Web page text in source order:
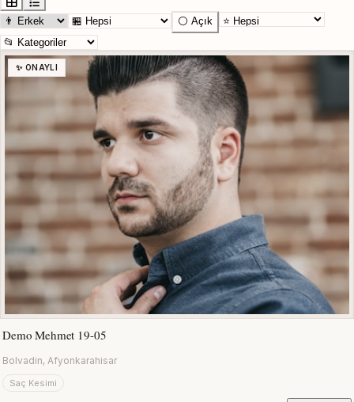
⚪ Açık
✨ ONAYLI
Demo Mehmet 19-05
Bolvadin, Afyonkarahisar
Saç Kesimi